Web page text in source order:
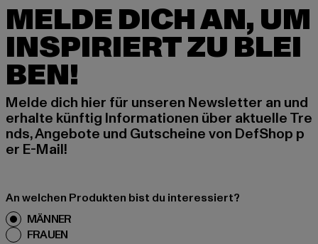
MELDE DICH AN, UM
INSPIRIERT ZU BLEI
BEN!
Melde dich hier für unseren Newsletter an und
erhalte künftig Informationen über aktuelle Tre
nds, Angebote und Gutscheine von DefShop p
er E-Mail!
An welchen Produkten bist du interessiert?
MÄNNER
FRAUEN